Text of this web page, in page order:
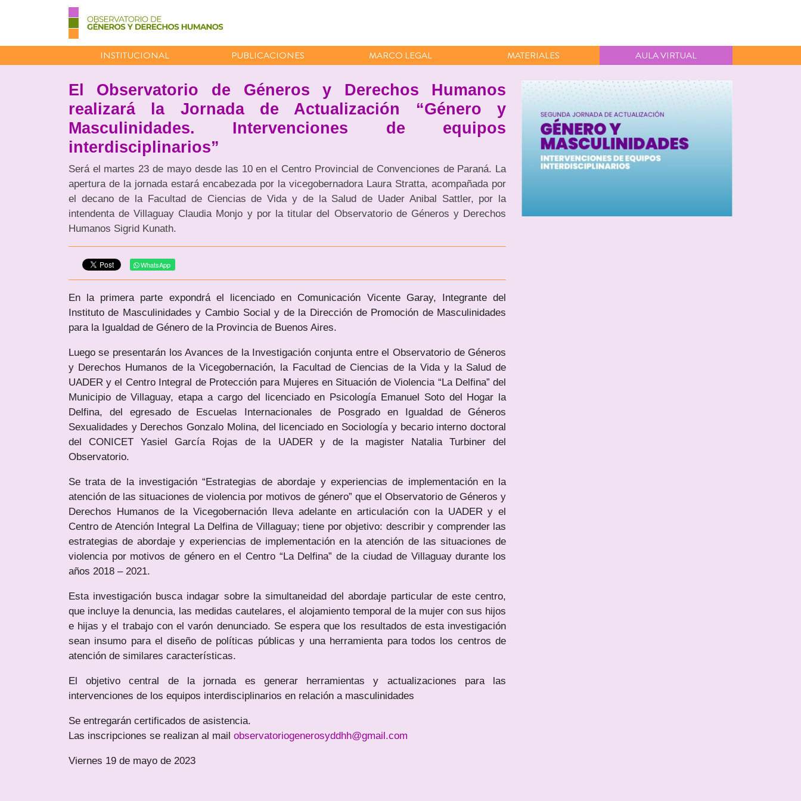
INSTITUCIONAL PUBLICACIONES MARCO LEGAL MATERIALES AULA VIRTUAL
El Observatorio de Géneros y Derechos Humanos
realizará la Jornada de Actualización “Género y
Masculinidades. Intervenciones de equipos
interdisciplinarios”
Será el martes 23 de mayo desde las 10 en el Centro Provincial de Convenciones de Paraná. La
apertura de la jornada estará encabezada por la vicegobernadora Laura Stratta, acompañada por
el decano de la Facultad de Ciencias de Vida y de la Salud de Uader Anibal Sattler, por la
intendenta de Villaguay Claudia Monjo y por la titular del Observatorio de Géneros y Derechos
Humanos Sigrid Kunath.
WhatsApp
En la primera parte expondrá el licenciado en Comunicación Vicente Garay, Integrante del
Instituto de Masculinidades y Cambio Social y de la Dirección de Promoción de Masculinidades
para la Igualdad de Género de la Provincia de Buenos Aires.
Luego se presentarán los Avances de la Investigación conjunta entre el Observatorio de Géneros
y Derechos Humanos de la Vicegobernación, la Facultad de Ciencias de la Vida y la Salud de
UADER y el Centro Integral de Protección para Mujeres en Situación de Violencia “La Delfina” del
Municipio de Villaguay, etapa a cargo del licenciado en Psicología Emanuel Soto del Hogar la
Delfina, del egresado de Escuelas Internacionales de Posgrado en Igualdad de Géneros
Sexualidades y Derechos Gonzalo Molina, del licenciado en Sociología y becario interno doctoral
del CONICET Yasiel García Rojas de la UADER y de la magister Natalia Turbiner del
Observatorio.
Se trata de la investigación “Estrategias de abordaje y experiencias de implementación en la
atención de las situaciones de violencia por motivos de género” que el Observatorio de Géneros y
Derechos Humanos de la Vicegobernación lleva adelante en articulación con la UADER y el
Centro de Atención Integral La Delfina de Villaguay; tiene por objetivo: describir y comprender las
estrategias de abordaje y experiencias de implementación en la atención de las situaciones de
violencia por motivos de género en el Centro “La Delfina” de la ciudad de Villaguay durante los
años 2018 – 2021.
Esta investigación busca indagar sobre la simultaneidad del abordaje particular de este centro,
que incluye la denuncia, las medidas cautelares, el alojamiento temporal de la mujer con sus hijos
e hijas y el trabajo con el varón denunciado. Se espera que los resultados de esta investigación
sean insumo para el diseño de políticas públicas y una herramienta para todos los centros de
atención de similares características.
El objetivo central de la jornada es generar herramientas y actualizaciones para las
intervenciones de los equipos interdisciplinarios en relación a masculinidades
Se entregarán certificados de asistencia.
Las inscripciones se realizan al mail observatoriogenerosyddhh@gmail.com
Viernes 19 de mayo de 2023